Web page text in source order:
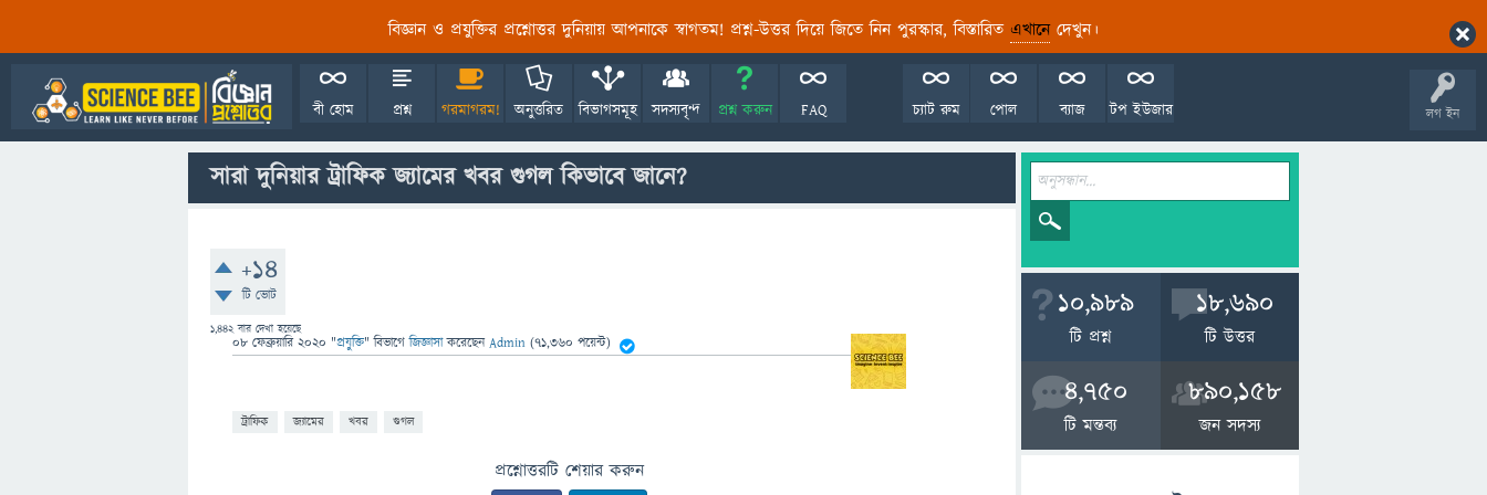
বিজ্ঞান ও প্রযুক্তির প্রশ্নোত্তর দুনিয়ায় আপনাকে স্বাগতম! প্রশ্ন-উত্তর দিয়ে জিতে নিন পুরস্কার, বিস্তারিত এখানেদেখুন।
লগ ইন
বী হোম প্রশ্ন গরমাগরম! অনুত্তরিত বিভাগসমূহ সদস্যবৃন্দ প্রশ্ন করুন FAQ টপ ইউজার
ব্যাজ
পোল
চ্যাট রুম
সারা দুনিয়ার ট্রাফিক জ্যামের খবর গুগল কিভাবে জানে?
+14
টি ভোট
1,442বার দেখা হয়েছে
08 ফেব্রুয়ারি 2020 "প্রযুক্তি" বিভাগে জিজ্ঞাসাকরেছেনAdmin (71,360 পয়েন্ট)
ট্রাফিক জ্যামের খবর গুগল
প্রশ্নোত্তরটি শেয়ার করুন
10,989
টি প্রশ্ন
18,690
টি উত্তর
4,750
টি মন্তব্য
890,158
জন সদস্য